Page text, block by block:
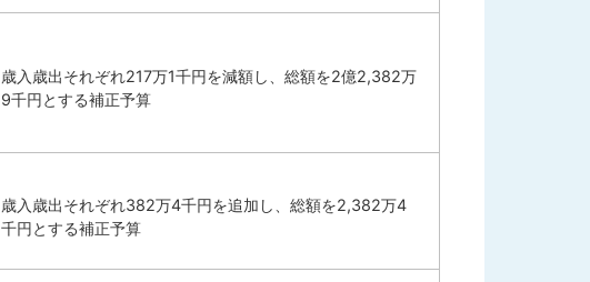
歳入歳出それぞれ217万1千円を減額し、総額を2億2,382万
9千円とする補正予算
歳入歳出それぞれ382万4千円を追加し、総額を2,382万4
千円とする補正予算